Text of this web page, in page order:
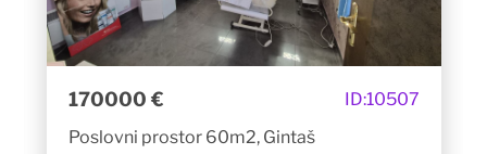
170000 € ID:10507
Poslovni prostor 60m2, Gintaš